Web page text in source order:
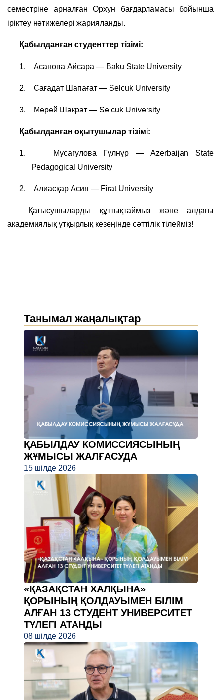
семестріне арналған Орхун бағдарламасы бойынша
іріктеу нәтижелері жарияланды.
Қабылданған студенттер тізімі:
1. Асанова Айсара — Baku State University
2. Сағадат Шапағат — Selcuk University
3. Мерей Шакрат — Selcuk University
Қабылданған оқытушылар тізімі:
1. Мусагулова Гүлнұр — Azerbaijan State
Pedagogical University
2. Алиасқар Асия — Firat University
Қатысушыларды құттықтаймыз және
алдағы
академиялық ұтқырлық кезеңінде сәттілік тілейміз!
Танымал жаңалықтар
ҚАБЫЛДАУ КОМИССИЯСЫНЫҢ
ЖҰМЫСЫ ЖАЛҒАСУДА
15 шілде 2026
«ҚАЗАҚСТАН ХАЛҚЫНА»
ҚОРЫНЫҢ ҚОЛДАУЫМЕН БІЛІМ
АЛҒАН 13 СТУДЕНТ УНИВЕРСИТЕТ
ТҮЛЕГІ АТАНДЫ
08 шілде 2026